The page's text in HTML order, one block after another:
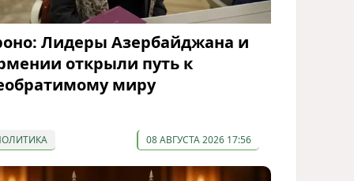
Лидеры Азербайджана и
открыли путь к
миру
08 АВГУСТА 2026 17:56